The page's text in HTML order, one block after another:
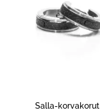
Salla-korvakorut